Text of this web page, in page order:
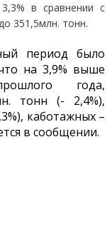
в сравнении с
351,5млн. тонн.
период было
на 3,9% выше
года,
тонн (- 2,4%),
каботажных –
в сообщении.